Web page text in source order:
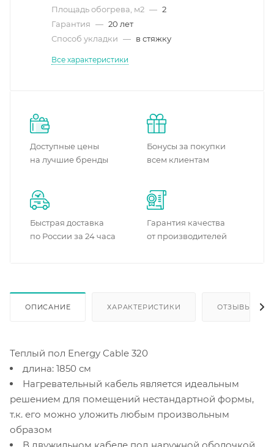
Площадь обогрева, м2 — 2
Гарантия — 20 лет
Способ укладки — в стяжку
Все характеристики
Доступные цены
на лучшие бренды
Бонусы за покупки
всем клиентам
Быстрая доставка
по России за 24 часа
Гарантия качества
от производителей
ОПИСАНИЕ ХАРАКТЕРИСТИКИ ОТЗЫВЫ
Теплый пол Energy Cable 320
длина: 1850 см
Нагревательный кабель является идеальным
решением для помещений нестандартной формы,
т.к. его можно уложить любым произвольным
образом